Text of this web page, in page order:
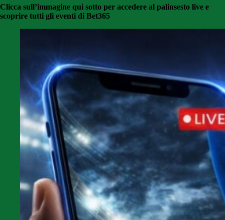
Clicca sull’immagine qui sotto per accedere al palinsesto live e
scoprire tutti gli eventi di Bet365